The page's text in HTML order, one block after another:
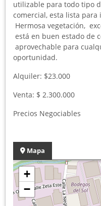
utilizable para todo tipo
comercial, esta lista
Hermosa vegetación,
está en buen estado de
aprovechable para
oportunidad.
Alquiler: $23.000
Venta: $ 2.300.000
Precios Negociables
Mapa
+
−